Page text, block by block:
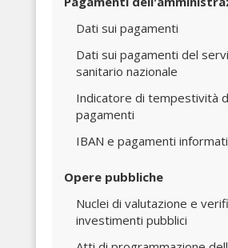
Dati sui pagamenti
Dati sui pagamenti del
sanitario nazionale
Indicatore di tempestività
pagamenti
IBAN e pagamenti
Opere pubbliche
Nuclei di valutazione e
investimenti pubblici